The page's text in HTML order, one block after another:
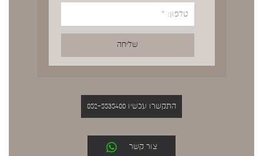
התקשרו עכשיו 052-5535400
צור קשר